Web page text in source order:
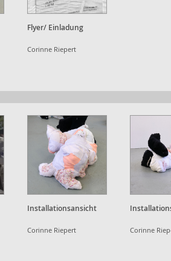
Flyer/ Einladung
Corinne Riepert
Installationsansicht
Corinne Riepert Corinne